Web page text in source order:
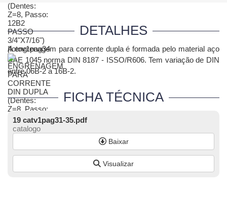
DETALHES
A engrenagem para corrente dupla é formada pelo material aço
SAE 1045 norma DIN 8187 - ISSO/R606. Tem variação de DIN
entre 06B-2 a 16B-2.
FICHA TÉCNICA
19 catv1pag31-35.pdf
catalogo
Baixar
Visualizar